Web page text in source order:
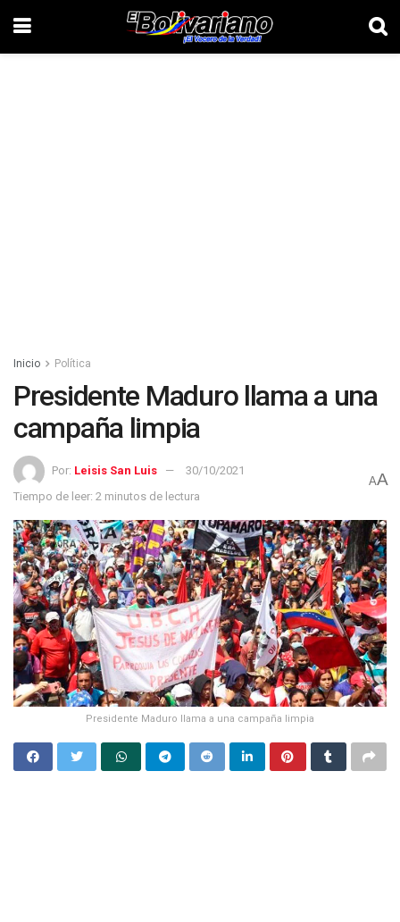
Inicio Política
Presidente Maduro llama a una
campaña limpia
Por: Leisis San Luis
30/10/2021
Tiempo de leer: 2 minutos de lectura
AA
Presidente Maduro llama a una campaña limpia